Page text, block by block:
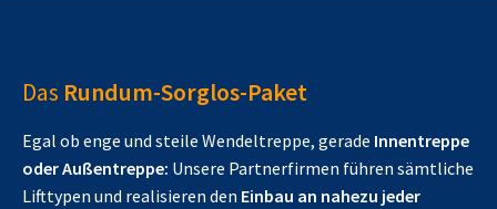
Das Rundum-Sorglos-Paket
Egal ob enge und steile Wendeltreppe, gerade Innentreppe
oder Außentreppe: Unsere Partnerfirmen führen sämtliche
Lifttypen und realisieren den Einbau an nahezu jeder